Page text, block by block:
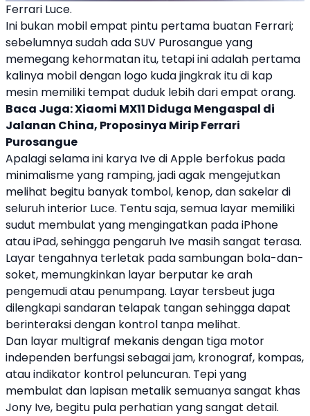
Ferrari Luce.
Ini bukan mobil empat pintu pertama buatan Ferrari;
sebelumnya sudah ada SUV Purosangue yang
memegang kehormatan itu, tetapi ini adalah pertama
kalinya mobil dengan logo kuda jingkrak itu di kap
mesin memiliki tempat duduk lebih dari empat orang.
Baca Juga:Xiaomi MX11 Diduga Mengaspal di
Jalanan China, Proposinya Mirip Ferrari
Purosangue
Apalagi selama ini karya Ive di Apple berfokus pada
minimalisme yang ramping, jadi agak mengejutkan
melihat begitu banyak tombol, kenop, dan sakelar di
seluruh interior Luce. Tentu saja, semua layar memiliki
sudut membulat yang mengingatkan pada iPhone
atau iPad, sehingga pengaruh Ive masih sangat terasa.
Layar tengahnya terletak pada sambungan bola-dan-
soket, memungkinkan layar berputar ke arah
pengemudi atau penumpang. Layar tersbeut juga
dilengkapi sandaran telapak tangan sehingga dapat
berinteraksi dengan kontrol tanpa melihat.
Dan layar multigraf mekanis dengan tiga motor
independen berfungsi sebagai jam, kronograf, kompas,
atau indikator kontrol peluncuran. Tepi yang
membulat dan lapisan metalik semuanya sangat khas
Jony Ive, begitu pula perhatian yang sangat detail.